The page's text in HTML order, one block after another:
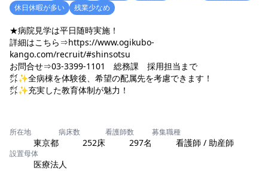
休日休暇が多い
残業少なめ
★病院見学は平日随時実施！
詳細はこちら⇒https://www.ogikubo-
kango.com/recruit/#shinsotsu
お問合せ⇒03-3399-1101 総務課 採用担当まで
㌽✨全病棟を体験後、希望の配属先を考慮できます！
㌽✨充実した教育体制が魅力！
所在地
東京都
病床数
252床
看護師数
297名
募集職種
看護師 / 助産師
設置母体
医療法人